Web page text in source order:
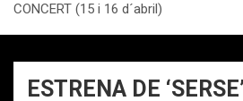
CONCERT (15 i 16 d´abril)
ESTRENA DE